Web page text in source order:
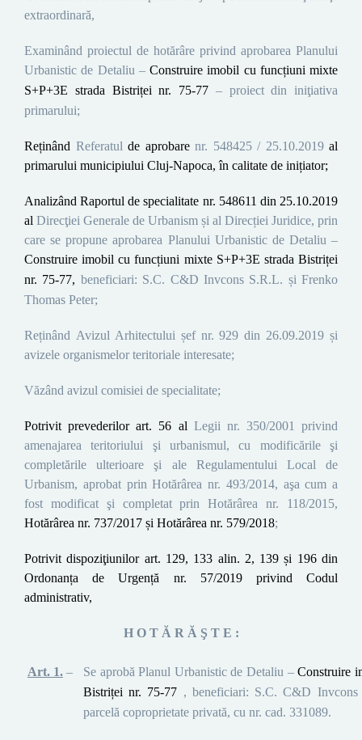
extraordinară,
Examinând proiectul de hotărâre privind aprobarea Planului
Urbanistic de Detaliu – Construire imobil cu funcțiuni mixte
S+P+3E strada Bistriței nr. 75-77 – proiect din iniţiativa
primarului;
Reținând Referatul de aprobare nr. 548425/ 25.10.2019 al
primarului municipiului Cluj-Napoca, în calitate de inițiator;
Analizând Raportul de specialitate nr. 548611 din 25.10.2019
al Direcţiei Generale de Urbanism și al Direcției Juridice, prin
care se propune aprobarea Planului Urbanistic de Detaliu –
Construire imobil cu funcțiuni mixte S+P+3E strada Bistriței
nr. 75-77, beneficiari: S.C. C&D Invcons S.R.L. și Frenko
Thomas Peter;
Reținând Avizul Arhitectului șef nr.929 din 26.09.2019 și
avizele organismelor teritoriale interesate;
Văzând avizul comisiei de specialitate;
Potrivit prevederilor art. 56 al Legii nr. 350/2001 privind
amenajarea teritoriului şi urbanismul, cu modificările şi
completările ulterioare şi ale
Regulamentului Local de
Urbanism, aprobat prin Hotărârea nr. 493/2014, aşa cum a
fost modificat şi completat prin Hotărârea nr. 118/2015,
Hotărârea nr. 737/2017 și Hotărârea nr. 579/2018;
Potrivit dispoziţiunilor art. 129, 133 alin. 2, 139 și 196din
Ordonanța de Urgență nr. 57/2019 privind Codul
administrativ,
H O T Ă R Ă Ş T E :
Art. 1. – Se aprobă Planul Urbanistic de Detaliu –Construire
Bistriței nr. 75-77 , beneficiari: S.C. C&D
parcelă coproprietate privată, cu nr. cad. 331089.